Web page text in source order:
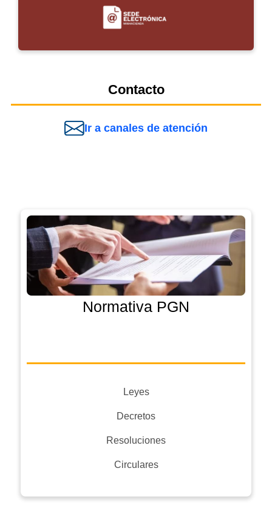
Contacto
Ir a canales de atención
Normativa PGN
Leyes
Decretos
Resoluciones
Circulares